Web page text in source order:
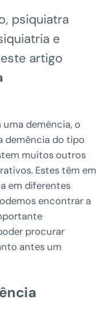
psiquiatra
e
artigo
uma demência, o
demência do tipo
muitos outros
Estes têm em
em diferentes
encontrar a
procurar
antes um